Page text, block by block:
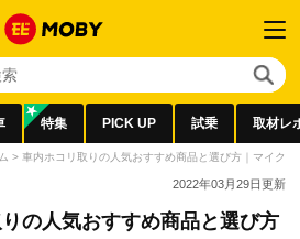
特集 PICK UP 試乗 取材レ
> 車内ホコリ取りの人気おすすめ商品と選び方｜マイク
2022年03月29日更新
の人気おすすめ商品と選び方